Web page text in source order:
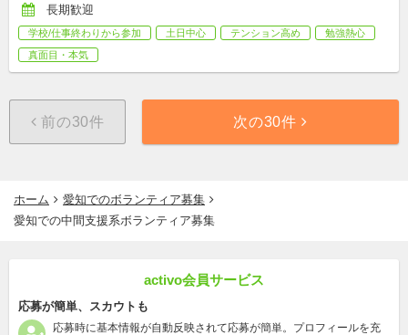
長期歓迎
学校/仕事終わりから参加 土日中心 テンション高め
勉強熱心
真面目・本気
前の30件 次の30件
ホーム
愛知でのボランティア募集
愛知での中間支援系ボランティア募集
activo会員サービス
応募が簡単、スカウトも
応募時に基本情報が自動反映されて応募が簡単。プロフィールを充